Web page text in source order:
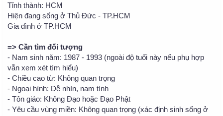
Tỉnh thành: HCM
Hiện đang sống ở Thủ Đức - TP.HCM
Gia đình ở TP.HCM
=> Cần tìm đối tượng
- Nam sinh năm: 1987 - 1993 (ngoài độ tuổi này nếu phụ hợp
vẫn xem xét tìm hiểu)
- Chiều cao từ: Không quan trọng
- Ngoại hình: Dễ nhìn, nam tính
- Tôn giáo: Không Đạo hoặc Đạo Phật
- Yêu cầu vùng miền: Không quan trọng (xác định sinh sống ở